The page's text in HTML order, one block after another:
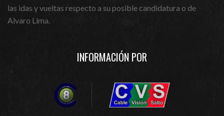
las idas y vueltas respecto a su posible candidatura o de
Alvaro Lima.
INFORMACIÓN POR